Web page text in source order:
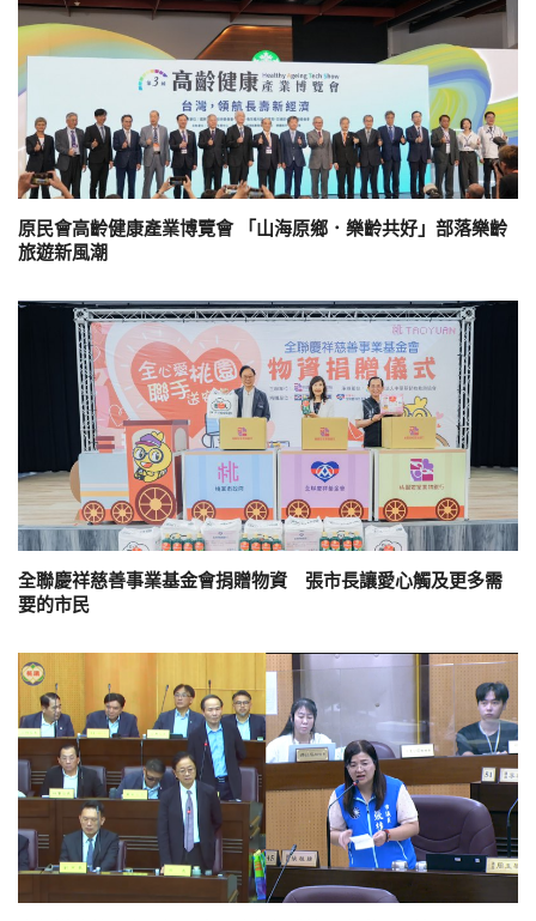
原民會高齡健康產業博覽會 「山海原鄉．樂齡共好」部落樂齡
旅遊新風潮
全聯慶祥慈善事業基金會捐贈物資 張市長讓愛心觸及更多需
要的市民